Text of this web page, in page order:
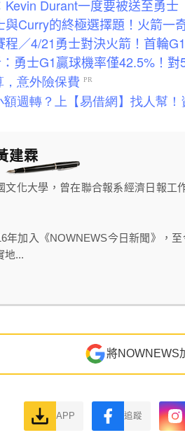
Kevin Durant一度要被送至勇
與Curry的終極選擇題！火箭
程／4/21勇士對決火箭！首輪
勇士G1贏球機率僅42.5%！
建霖
文化大學，曾在聯合報系經濟日報工
年加入《NOWNEWS今日新聞》，
地...
將NOWNEWS
APP 追蹤